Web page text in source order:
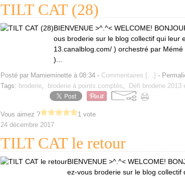
TILT CAT (28)
BIENVENUE >^.^< WELCOME!
ous broderie sur le blog collectif qui leur
13.canalblog.com/ ) orchestré par
)...
Posté par Mamieminette à 08:34 - Commentaires [ …] -
Tags: broderie, broderie à points comptés, Défi broderie 2013
Vous aimez ?
1 vote
24 décembre 2017
TILT CAT le retour
BIENVENUE >^.^< WELCOME!
ez-vous broderie sur le blog